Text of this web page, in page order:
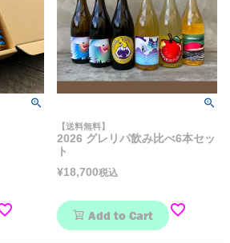
【送料無料】
2026 グレリパ飲み比べ6本セッ
ト
¥18,700税込
Add to Cart